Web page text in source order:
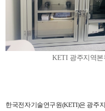
KETI 광주지역
한국전자기술연구원(KETI)은 광주